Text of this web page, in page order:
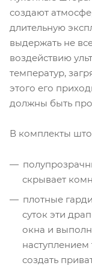
создают
длительную
выдержать не
воздействию
температур,
этого его
должны быть
В комплекты
скрывает
плотные
суток эти
окна и
создать